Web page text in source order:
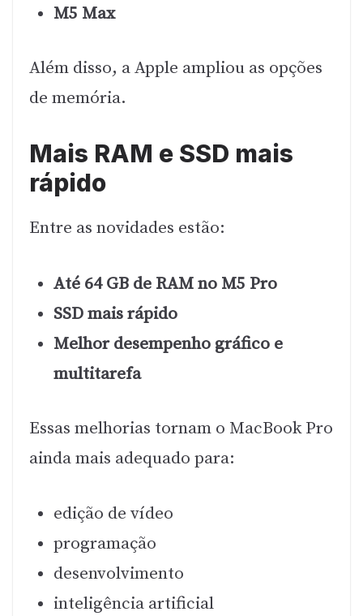
M5 Max
Além disso, a Apple ampliou as opções
de memória.
Mais RAM e SSD mais
rápido
Entre as novidades estão:
Até 64 GB de RAM no M5 Pro
SSD mais rápido
Melhor desempenho gráfico e
multitarefa
Essas melhorias tornam o MacBook Pro
ainda mais adequado para:
edição de vídeo
programação
desenvolvimento
inteligência artificial